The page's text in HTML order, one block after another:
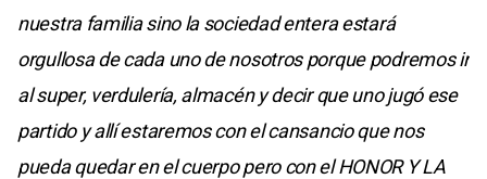
nuestra familia sino la sociedad entera estará
orgullosa de cada uno de nosotros porque podremos ir
al super, verdulería, almacén y decir que uno jugó ese
partido y allí estaremos con el cansancio que nos
pueda quedar en el cuerpo pero con el HONOR Y LA